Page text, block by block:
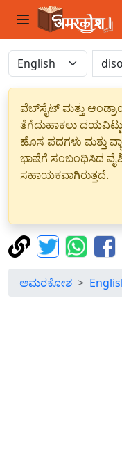
ವೆಬ್‌ಸೈಟ್ ಮತ್ತು
ತೆಗೆದುಹಾಕಲು
ಹೊಸ ಪದಗಳು ಮತ್ತು
ಭಾಷೆಗೆ ಸಂಬಂಧಿಸಿದ
ಸಹಾಯಕವಾಗಿರುತ್ತದೆ.
ಅಮರಕೋಶ